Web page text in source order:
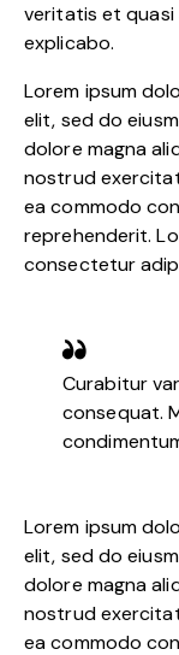
veritatis et
explicabo.
Lorem ipsum
elit, sed do
dolore magna
nostrud
ea commodo
reprehenderit.
consectetur
Curabitur
consequat.
Lorem ipsum
elit, sed do
dolore magna
nostrud
ea commodo